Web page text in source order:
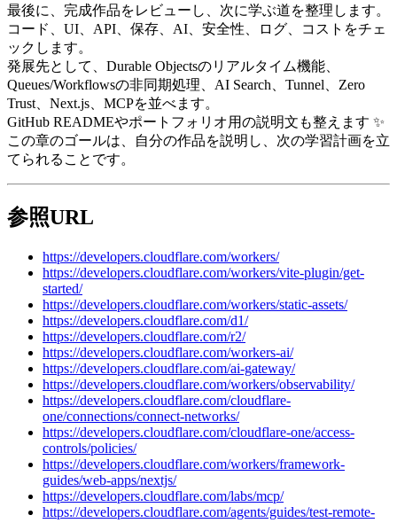
最後に、完成作品をレビューし、次に学ぶ道を整理します。
コード、UI、API、保存、AI、安全性、ログ、コストをチェ
ックします。
発展先として、Durable Objectsのリアルタイム機能、
Queues/Workflowsの非同期処理、AI Search、Tunnel、Zero
Trust、Next.js、MCPを並べます。
GitHub READMEやポートフォリオ用の説明文も整えます ✨
この章のゴールは、自分の作品を説明し、次の学習計画を立
てられることです。
参照URL
https://developers.cloudflare.com/workers/
https://developers.cloudflare.com/workers/vite-plugin/get-
started/
https://developers.cloudflare.com/workers/static-assets/
https://developers.cloudflare.com/d1/
https://developers.cloudflare.com/r2/
https://developers.cloudflare.com/workers-ai/
https://developers.cloudflare.com/ai-gateway/
https://developers.cloudflare.com/workers/observability/
https://developers.cloudflare.com/cloudflare-
one/connections/connect-networks/
https://developers.cloudflare.com/cloudflare-one/access-
controls/policies/
https://developers.cloudflare.com/workers/framework-
guides/web-apps/nextjs/
https://developers.cloudflare.com/labs/mcp/
https://developers.cloudflare.com/agents/guides/test-remote-